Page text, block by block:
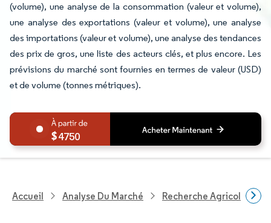
(volume), une analyse de la consommation (valeur et volume),
une analyse des exportations (valeur et volume), une analyse
des importations (valeur et volume), une analyse des tendances
des prix de gros, une liste des acteurs clés, et plus encore. Les
prévisions du marché sont fournies en termes de valeur (USD)
et de volume (tonnes métriques).
4750
Accueil Analyse Du Marché Recherche Agricole